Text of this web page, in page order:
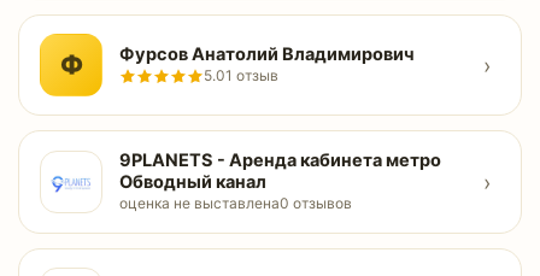
Ф Фурсов Анатолий Владимирович
5.01 отзыв ›
9PLANETS - Аренда кабинета метро
Обводный канал
оценка не выставлена0 отзывов
›